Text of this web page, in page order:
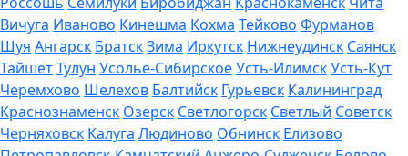
Вичуга Иваново Кинешма Кохма Тейково Фурманов
Шуя Ангарск БратскЗима Иркутск Нижнеудинск Саянск
ТайшетТулун Усолье-СибирскоеУсть-ИлимскУсть-Кут
Черемхово Шелехов Балтийск Гурьевск Калининград
Краснознаменск Озерск Светлогорск Светлый Советск
Черняховск Калуга Людиново Обнинск Елизово